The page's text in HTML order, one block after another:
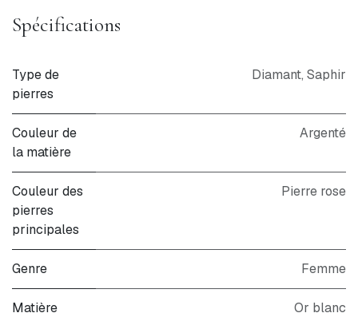
Spécifications
Type de
pierres
Diamant, Saphir
Couleur de
la matière
Argenté
Couleur des
pierres
principales
Pierre rose
Genre Femme
Matière
Or blanc